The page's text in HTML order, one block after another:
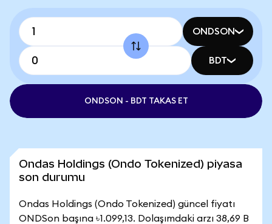
ONDSON
BDT
ONDSON - BDT TAKAS ET
Ondas Holdings (Ondo Tokenized) piyasa
son durumu
Ondas Holdings (Ondo Tokenized) güncel fiyatı
ONDSon başına ৳1.099,13. Dolaşımdaki arzı 38,69 B